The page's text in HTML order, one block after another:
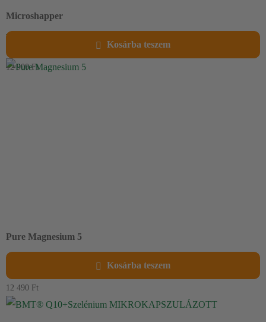
Microshapper
Tegyen gyönyörű alakjáért egy probiotikus kultúrákban és garcinia
kivonatban gazdag új termékkel.
12 900Ft
Kosárba teszem
Pure Magnesium 5
Magnézium kiegészítő a fáradtság csökkentésére és az idegrendszer
12 490 Ft
Kosárba teszem